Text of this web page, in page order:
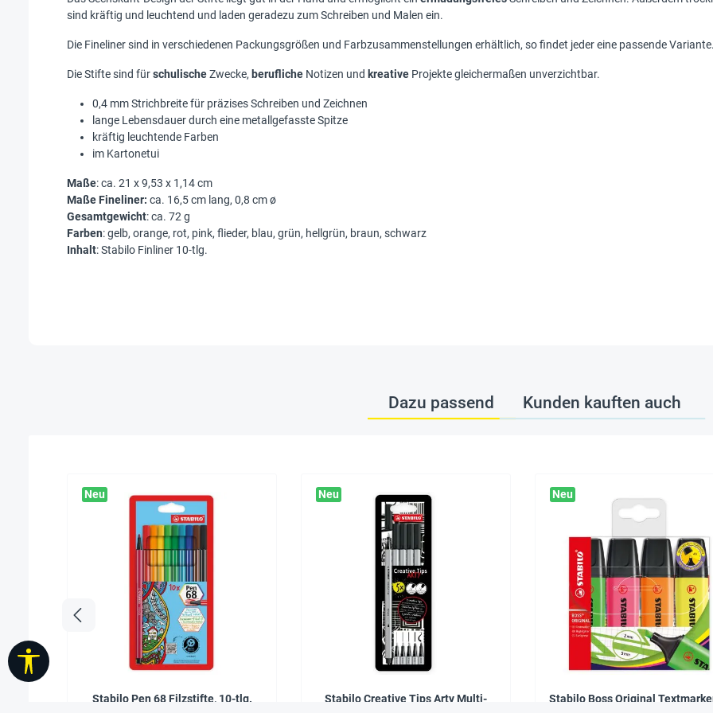
sind kräftig und leuchtend und laden geradezu zum Schreiben und Malen ein.
Die Fineliner sind in verschiedenen Packungsgrößen und Farbzusammenstellungen erhältlich, so findet jeder eine passende
Die Stifte sind fürschulischeZwecke, berufliche Notizen und kreative Projekte gleichermaßen unverzichtbar.
0,4 mm Strichbreite für präzises Schreiben und Zeichnen
lange Lebensdauer durch eine metallgefasste Spitze
kräftig leuchtende Farben
im Kartonetui
Maße: ca. 21 x 9,53 x 1,14 cm
Maße Fineliner: ca. 16,5 cm lang, 0,8 cm ø
Gesamtgewicht: ca. 72 g
Farben: gelb, orange, rot, pink, flieder, blau, grün, hellgrün, braun, schwarz
Inhalt: Stabilo Finliner 10-tlg.
Dazu passend Kunden kauften auch
Neu
Stabilo Pen 68 Filzstifte, 10-tlg.
Neu
Stabilo Creative Tips Arty Multi-
Neu
Stabilo Boss Original
Werkzeugleiste anzeigen